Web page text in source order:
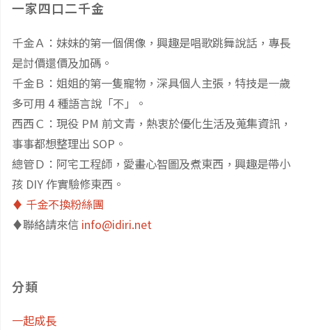
一家四口二千金
千金Ａ：妹妹的第一個偶像，興趣是唱歌跳舞說話，專長
是討價還價及加碼。
千金Ｂ：姐姐的第一隻寵物，深具個人主張，特技是一歲
多可用 4 種語言說「不」。
西西Ｃ：現役 PM 前文青，熱衷於優化生活及蒐集資訊，
事事都想整理出 SOP。
總管Ｄ：阿宅工程師，愛畫心智圖及煮東西，興趣是帶小
孩 DIY 作實驗修東西。
♦️ 千金不換粉絲團
♦️聯絡請來信 info@idiri.net
分類
一起成長